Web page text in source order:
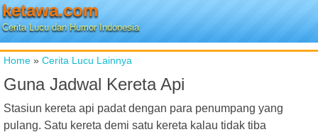
ketawa.com
Cerita Lucu dan Humor Indonesia
Home » Cerita Lucu Lainnya
Guna Jadwal Kereta Api
Stasiun kereta api padat dengan para penumpang yang
pulang. Satu kereta demi satu kereta kalau tidak tiba